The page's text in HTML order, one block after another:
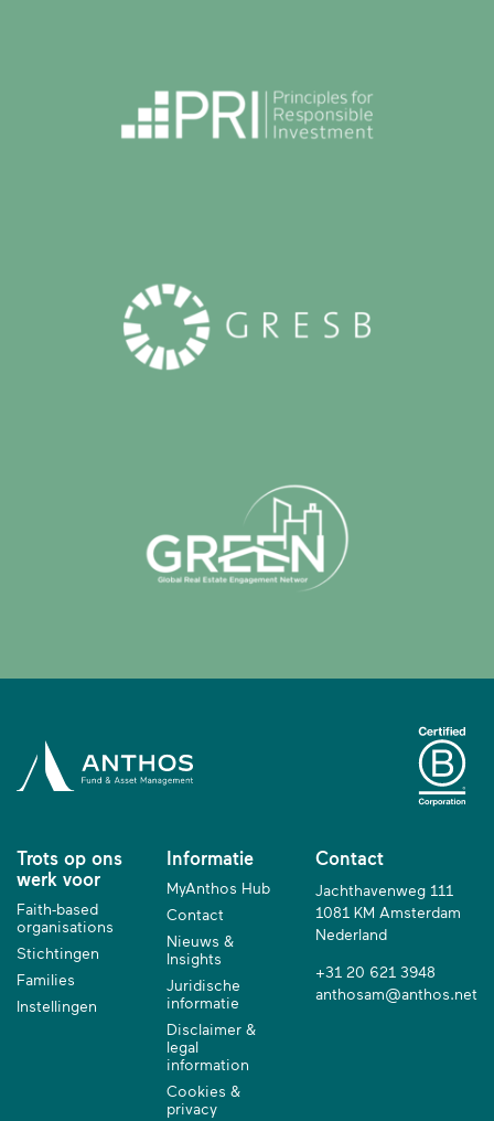
Trots op ons
werk voor
Faith-based
organisations
Stichtingen
Families
Instellingen
Informatie
MyAnthos Hub
Contact
Nieuws &
Insights
Juridische
informatie
Disclaimer &
legal
information
Cookies &
privacy
Contact
Jachthavenweg 111
1081 KM Amsterdam
Nederland
+31 20 621 3948
anthosam@anthos.net